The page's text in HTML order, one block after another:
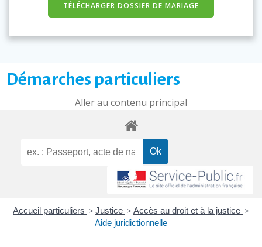
TÉLÉCHARGER DOSSIER DE MARIAGE
Démarches particuliers
Aller au contenu principal
Accueil particuliers > Justice > Accès au droit et à la justice >
Aide juridictionnelle